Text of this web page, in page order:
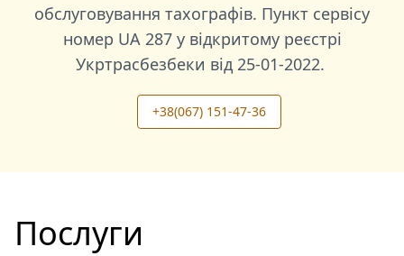
обслуговування тахографів. Пункт сервісу
номер UA 287у відкритому реєстрі
Укртрасбезбеки від 25-01-2022.
+38(067) 151-47-36
Послуги